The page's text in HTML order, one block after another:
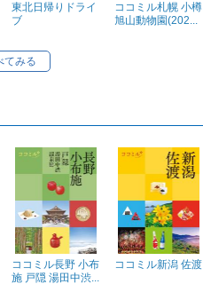
東北日帰りドライ
ブ
ココミル札幌 小樽
旭山動物園(202...
てみる
ココミル長野 小布
施 戸隠 湯田中渋...
ココミル新潟 佐渡